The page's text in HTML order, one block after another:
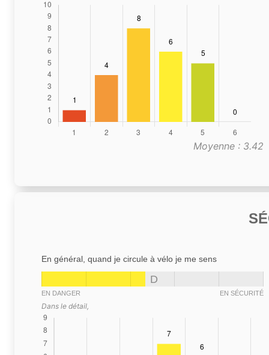
Moyenne : 3.42
En général, quand je circule à vélo je me sens
D
EN DANGER EN SÉCURITÉ
Dans le détail,